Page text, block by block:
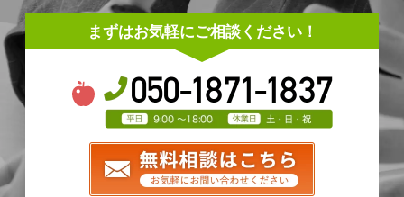
まずはお気軽にご相談ください！